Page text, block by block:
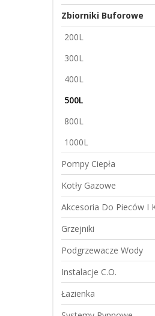
Zbiorniki Buforowe
200L
300L
400L
500L
800L
1000L
Pompy Ciepła
Kotły Gazowe
Akcesoria Do Pieców I
Grzejniki
Podgrzewacze Wody
Instalacje C.O.
Łazienka